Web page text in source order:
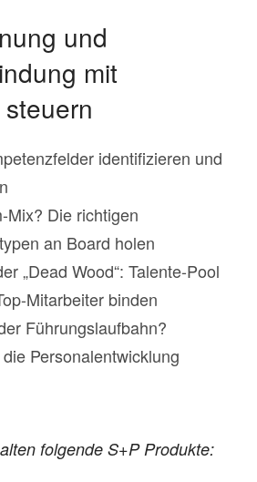
und
mit
identifizieren und
Mix? Die richtigen
an Board holen
„Dead Wood“: Talente-Pool
Mitarbeiter binden
Führungslaufbahn?
Personalentwicklung
folgende S+P Produkte: